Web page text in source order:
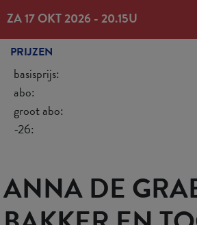
ANNA DE
ZA 17 OKT 2026 -20.15U
PRIJZEN
basisprijs:
abo:
groot abo:
-26: